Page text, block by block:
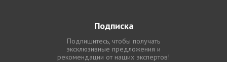
Подписка
Подпишитесь, чтобы получать
эксклюзивные предложения и
рекомендации от наших экспертов!